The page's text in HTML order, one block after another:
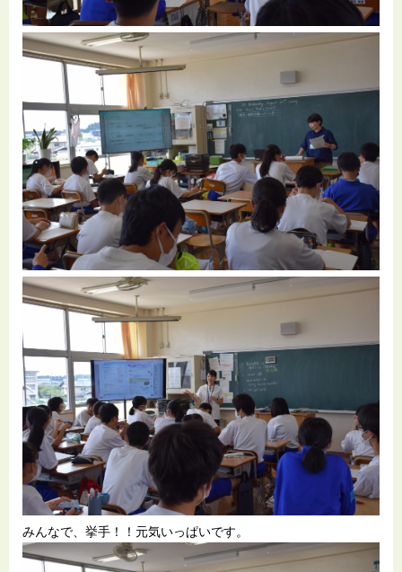
みんなで、挙手！！元気いっぱいです。